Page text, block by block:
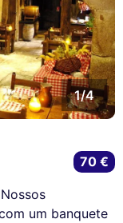
1/4
um banquete
70 €